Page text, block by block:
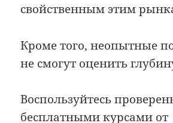
свойственным этим
Кроме того, неопытные
не смогут оценить
Воспользуйтесь
бесплатными курсами от